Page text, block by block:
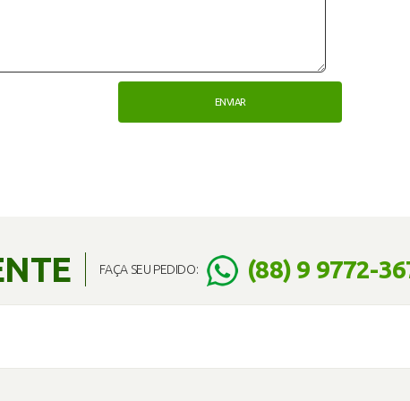
FAÇA SEU PEDIDO: (88) 9 9772-